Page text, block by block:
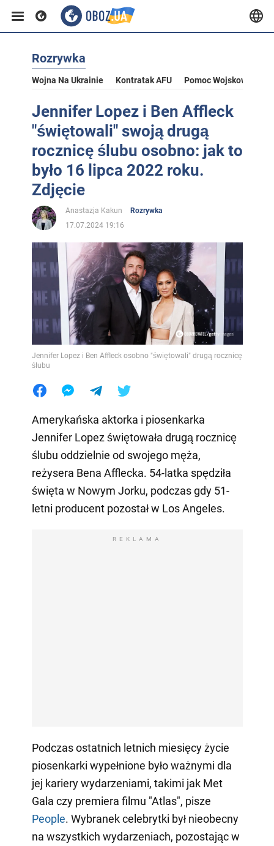
Rozrywka
Wojna Na Ukrainie Kontratak AFU Pomoc Wojskowa Dla
Jennifer Lopez i Ben Affleck
"świętowali" swoją drugą
rocznicę ślubu osobno: jak to
było 16 lipca 2022 roku.
Zdjęcie
Anastazja Kakun
Rozrywka
17.07.2024 19:16
Jennifer Lopez i Ben Affleck osobno "świętowali" drugą rocznicę
ślubu
Amerykańska aktorka i piosenkarka
Jennifer Lopez świętowała drugą rocznicę
ślubu oddzielnie od swojego męża,
reżysera Bena Afflecka. 54-latka spędziła
święta w Nowym Jorku, podczas gdy 51-
letni producent pozostał w Los Angeles.
REKLAMA
Podczas ostatnich letnich miesięcy życie
piosenkarki wypełnione było ważnymi dla
jej kariery wydarzeniami, takimi jak Met
Gala czy premiera filmu "Atlas", pisze
People. Wybranek celebrytki był nieobecny
na wszystkich wydarzeniach, pozostając w